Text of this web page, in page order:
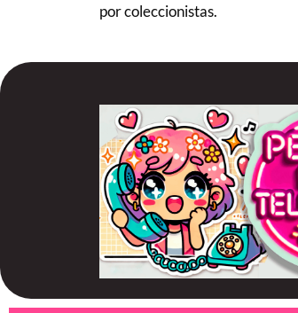
por coleccionistas.